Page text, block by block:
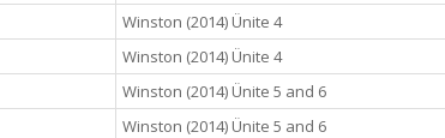
Winston (2014) Ünite 4
Winston (2014) Ünite 4
Winston (2014) Ünite 5 and 6
Winston (2014) Ünite 5 and 6